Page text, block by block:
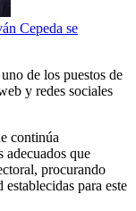
Cepeda se
de los puestos de
y redes sociales
continúa
adecuados que
procurando
establecidas para este